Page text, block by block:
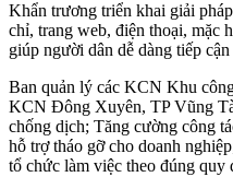
Khẩn trương triển khai giải
chỉ, trang web, điện thoại, mặc
giúp người dân dễ dàng tiếp
Ban quản lý các KCN Khu
KCN Đông Xuyên, TP Vũng
chống dịch; Tăng cường công
hỗ trợ tháo gỡ cho doanh
tổ chức làm việc theo đúng quy